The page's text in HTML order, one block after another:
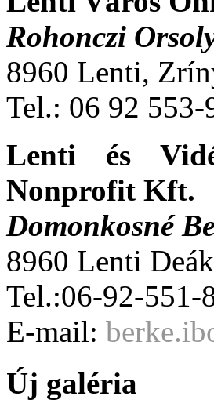
Rohonczi
8960 Lenti,
Tel.: 06 92 553-
Lenti és
Nonprofit Kft.
Domonkosné
8960 Lenti
Tel.:06-92-551-
E-mail:
Új galéria